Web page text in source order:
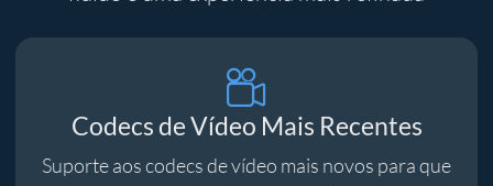
Codecs de Vídeo Mais Recentes
Suporte aos codecs de vídeo mais novos para que